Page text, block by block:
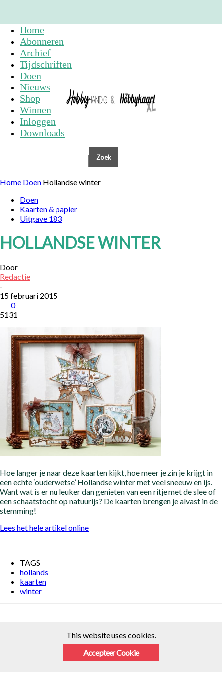
Home
Abonneren
Archief
Tijdschriften
Doen
Nieuws
Shop
Winnen
Inloggen
Downloads
Home Doen Hollandse winter
Doen
Kaarten & papier
Uitgave 183
HOLLANDSE WINTER
Door
Redactie
-
15 februari 2015
0
5131
Hoe langer je naar deze kaarten kijkt, hoe meer je zin je krijgt in
een echte ‘ouderwetse’ Hollandse winter met veel sneeuw en ijs.
Want wat is er nu leuker dan genieten van een ritje met de slee of
een schaatstocht op natuurijs? De kaarten brengen je alvast in de
stemming!
Lees het hele artikel online
TAGS
hollands
kaarten
winter
This website uses cookies.
Accepteer Cookie